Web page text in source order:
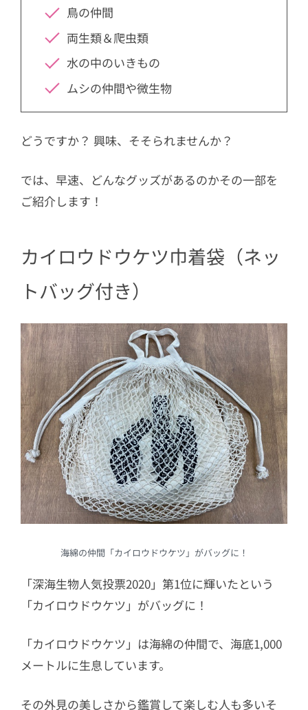
鳥の仲間
両生類＆爬虫類
水の中のいきもの
ムシの仲間や微生物
どうですか？ 興味、そそられませんか？
では、早速、どんなグッズがあるのかその一部を
ご紹介します！
カイロウドウケツ巾着袋（ネッ
トバッグ付き）
海綿の仲間「カイロウドウケツ」がバッグに！
「深海生物人気投票2020」第1位に輝いたという
「カイロウドウケツ」がバッグに！
「カイロウドウケツ」は海綿の仲間で、海底1,000
メートルに生息しています。
その外見の美しさから鑑賞して楽しむ人も多いそ